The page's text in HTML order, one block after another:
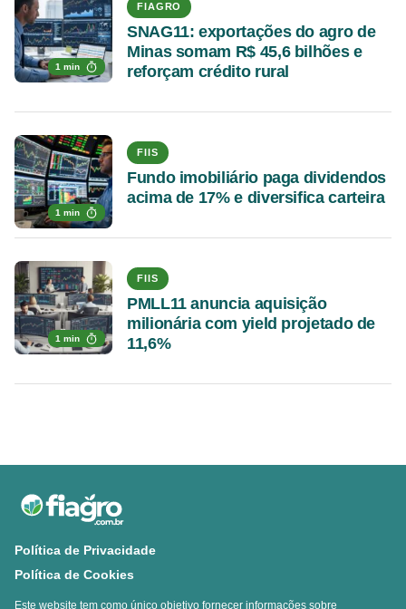
1 min
FIAGRO
SNAG11: exportações do agro de
Minas somam R$ 45,6 bilhões e
reforçam crédito rural
1 min
FIIS
Fundo imobiliário paga dividendos
acima de 17% e diversifica carteira
1 min
FIIS
PMLL11 anuncia aquisição
milionária com yield projetado de
11,6%
Política de Privacidade
Política de Cookies
Este website tem como único objetivo fornecer informações sobre